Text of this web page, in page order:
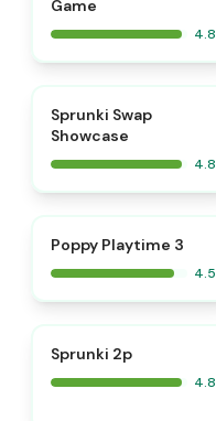
Game
4.8
Sprunki Swap
Showcase
4.8
Poppy Playtime 3
4.5
Sprunki 2p
4.8